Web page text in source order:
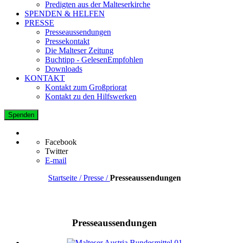
Predigten aus der Malteserkirche
SPENDEN & HELFEN
PRESSE
Presseaussendungen
Pressekontakt
Die Malteser Zeitung
Buchtipp - GelesenEmpfohlen
Downloads
KONTAKT
Kontakt zum Großpriorat
Kontakt zu den Hilfswerken
Spenden
Facebook
Twitter
E-mail
Startseite / Presse /Presseaussendungen
Presseaussendungen